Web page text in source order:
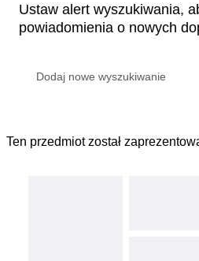
Ustaw alert wyszukiwania,
powiadomienia o nowych
Ten przedmiot został